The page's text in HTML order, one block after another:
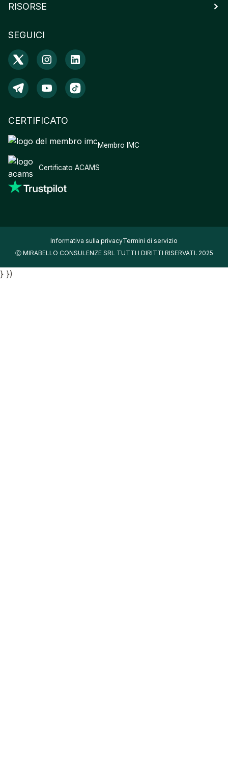
SEGUICI
RISORSE
CERTIFICATO
Membro IMC
Certificato ACAMS
Informativa sulla privacyTermini di servizio
Ⓒ MIRABELLO CONSULENZE SRL TUTTI I DIRITTI RISERVATI. 2025
} })